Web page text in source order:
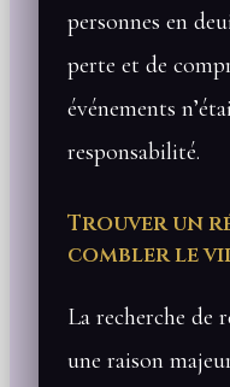
personnes en
perte et de
événements
responsabilité.
Trouver un
combler le
La recherche de
une raison